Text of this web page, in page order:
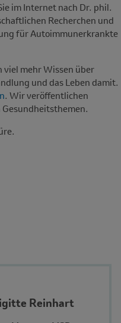
im Internet nach Dr. phil.
Recherchen und
für Autoimmunerkrankte
viel mehr Wissen über
und das Leben damit.
. Wir veröffentlichen
Reinhart